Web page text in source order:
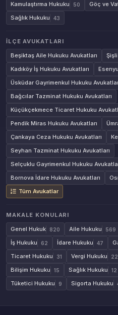
Kamulaştırma Hukuku 50 Göç ve
Sağlık Hukuku 43
İLÇE AVUKATLARI
Beşiktaş Aile Hukuku Avukatları
Kadıköy İş Hukuku Avukatları
Üsküdar Gayrimenkul Hukuku
Bağcılar Tazminat Hukuku Avukatları
Küçükçekmece Ticaret Hukuku
Pendik Miras Hukuku Avukatları
Çankaya Ceza Hukuku Avukatları
Seyhan Tazminat Hukuku Avukatları
Selçuklu Gayrimenkul Hukuku
Bornova İdare Hukuku Avukatları
Tüm Avukatlar
MAKALE KONULARI
Genel Hukuk
820 Aile Hukuku 569
İş Hukuku 62 İdare Hukuku 47
Ticaret Hukuku 31 Vergi Hukuku 22
Bilişim Hukuku 15 Sağlık Hukuku 12
Tüketici Hukuku 9 Sigorta Hukuku